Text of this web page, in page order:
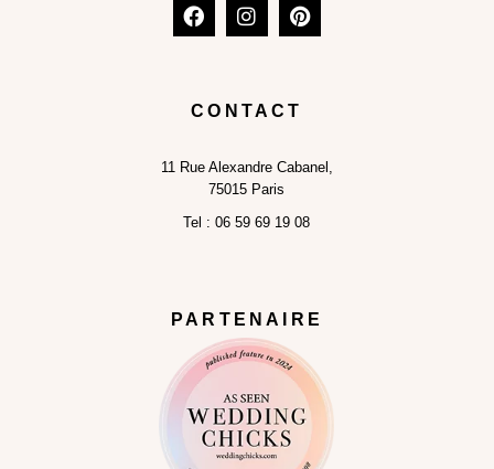
CONTACT
11Rue Alexandre Cabanel,
75015 Paris
Tel :06 59 69 19 08
PARTENAIRE